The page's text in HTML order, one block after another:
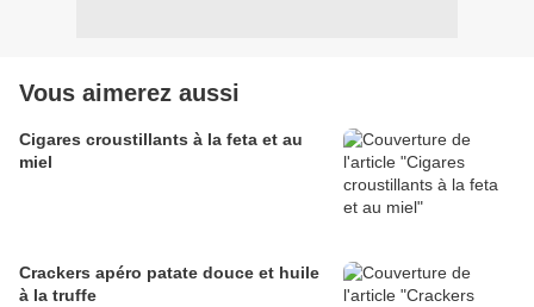
Vous aimerez aussi
Cigares croustillants à la feta et au
miel
Crackers apéro patate douce et huile
à la truffe